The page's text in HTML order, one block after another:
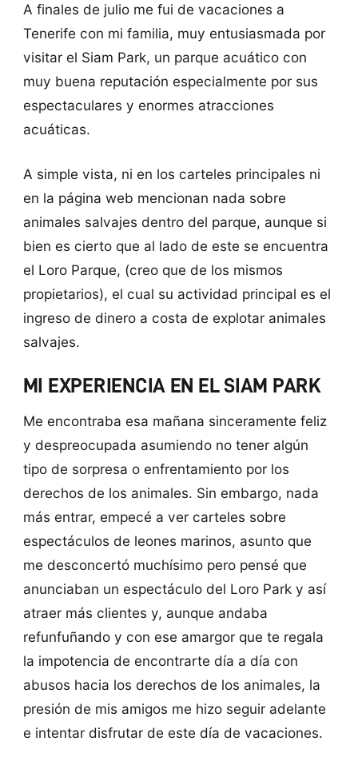
A finales de julio me fui de vacaciones a
Tenerife con mi familia, muy entusiasmada por
visitar el Siam Park, un parque acuático con
muy buena reputación especialmente por sus
espectaculares y enormes atracciones
acuáticas.
A simple vista, ni en los carteles principales ni
en la página web mencionan nada sobre
animales salvajes dentro del parque, aunque si
bien es cierto que al lado de este se encuentra
el Loro Parque, (creo que de los mismos
propietarios), el cual su actividad principal es el
ingreso de dinero a costa de explotar animales
salvajes.
MI EXPERIENCIA EN EL SIAM PARK
Me encontraba esa mañana sinceramente feliz
y despreocupada asumiendo no tener algún
tipo de sorpresa o enfrentamiento por los
derechos de los animales. Sin embargo, nada
más entrar, empecé a ver carteles sobre
espectáculos de leones marinos, asunto que
me desconcertó muchísimo pero pensé que
anunciaban un espectáculo del Loro Park y así
atraer más clientes y, aunque andaba
refunfuñando y con ese amargor que te regala
la impotencia de encontrarte día a día con
abusos hacia los derechos de los animales, la
presión de mis amigos me hizo seguir adelante
e intentar disfrutar de este día de vacaciones.